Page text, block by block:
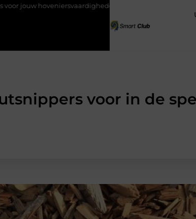
Hoe detachering bij woningcorporaties
voor in de